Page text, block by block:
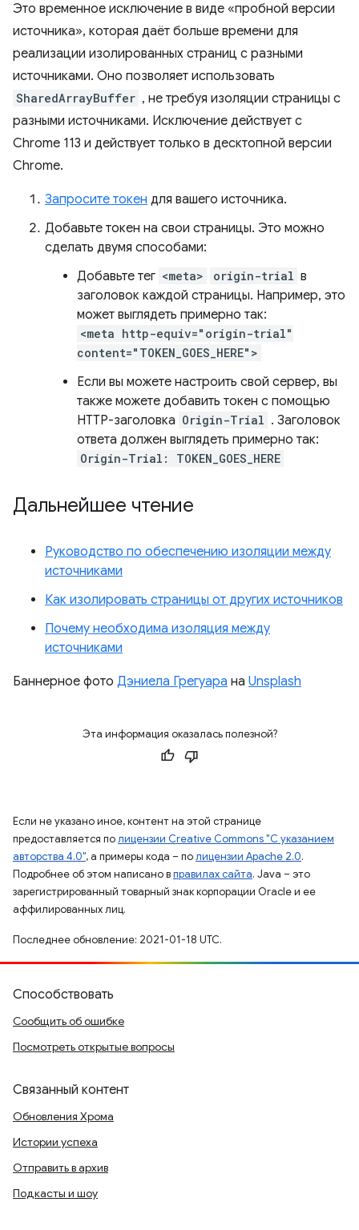
Это временное исключение в виде «пробной версии
источника», которая даёт больше времени для
реализации изолированных страниц с разными
источниками. Оно позволяет использовать
SharedArrayBuffer , не требуя изоляции страницы с
разными источниками. Исключение действует с
Chrome 113 и действует только в десктопной версии
Chrome.
Запросите токен для вашего источника.
Добавьте токен на свои страницы. Это можно
сделать двумя способами:
Добавьте тег <meta> origin-trial в
заголовок каждой страницы. Например, это
может выглядеть примерно так:
<meta http-equiv="origin-trial"
content="TOKEN_GOES_HERE">
Если вы можете настроить свой сервер, вы
также можете добавить токен с помощью
HTTP-заголовка Origin-Trial . Заголовок
ответа должен выглядеть примерно так:
Origin-Trial: TOKEN_GOES_HERE
Дальнейшее чтение
Руководство по обеспечению изоляции между
источниками
Как изолировать страницы от других источников
Почему необходима изоляция между
источниками
Баннерное фото Дэниела Грегуара на Unsplash
Эта информация оказалась полезной?
Если не указано иное, контент на этой странице
предоставляется полицензии Creative Commons "С указанием
авторства 4.0", а примеры кода – полицензии Apache 2.0.
Подробнее об этом написано вправилах сайта. Java – это
зарегистрированный товарный знак корпорации Oracle и ее
аффилированных лиц.
Последнее обновление: 2021-01-18 UTC.
Способствовать
Сообщить об ошибке
Посмотреть открытые вопросы
Связанный контент
Обновления Хрома
Истории успеха
Отправить в архив
Подкасты и шоу